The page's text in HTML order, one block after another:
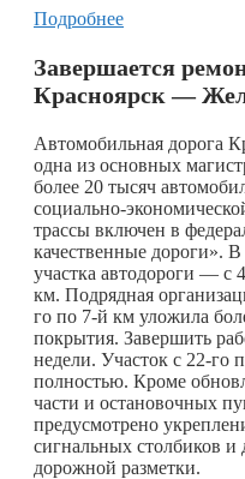
Подробнее
Завершается
Красноярск —
Автомобильная дорога
одна из основных
более 20 тысяч
социально-
трассы включен в
качественные дороги».
участка автодороги — с
км. Подрядная
го по 7-й км уложила
покрытия. Завершить
недели. Участок с 22-го
полностью. Кроме
части и остановочных
предусмотрено
сигнальных столбиков
дорожной разметки.